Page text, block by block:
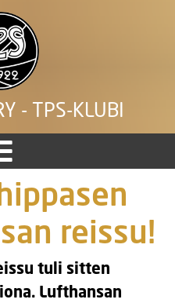
- TPS-KLUBI
reissu!
tuli sitten
Lufthansan